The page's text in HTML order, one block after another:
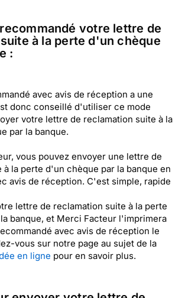
votre lettre de
à la perte d'un chèque
:
avec avis de réception a une
donc conseillé d'utiliser ce mode
votre lettre de reclamation suite à la
par la banque.
vous pouvez envoyer une lettre de
à la perte d'un chèque par la banque en
avis de réception. C'est simple, rapide
lettre de reclamation suite à la perte
banque, et Merci Facteur l'imprimera
avec avis de réception le
vous sur notre page au sujet de la
en ligne pour en savoir plus.